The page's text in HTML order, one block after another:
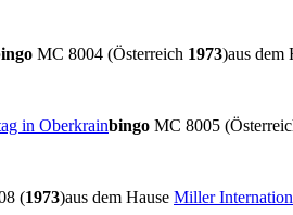
MC 8004 (Österreich 1973)aus dem
in Oberkrainbingo MC 8005
(1973)aus dem Hause Miller